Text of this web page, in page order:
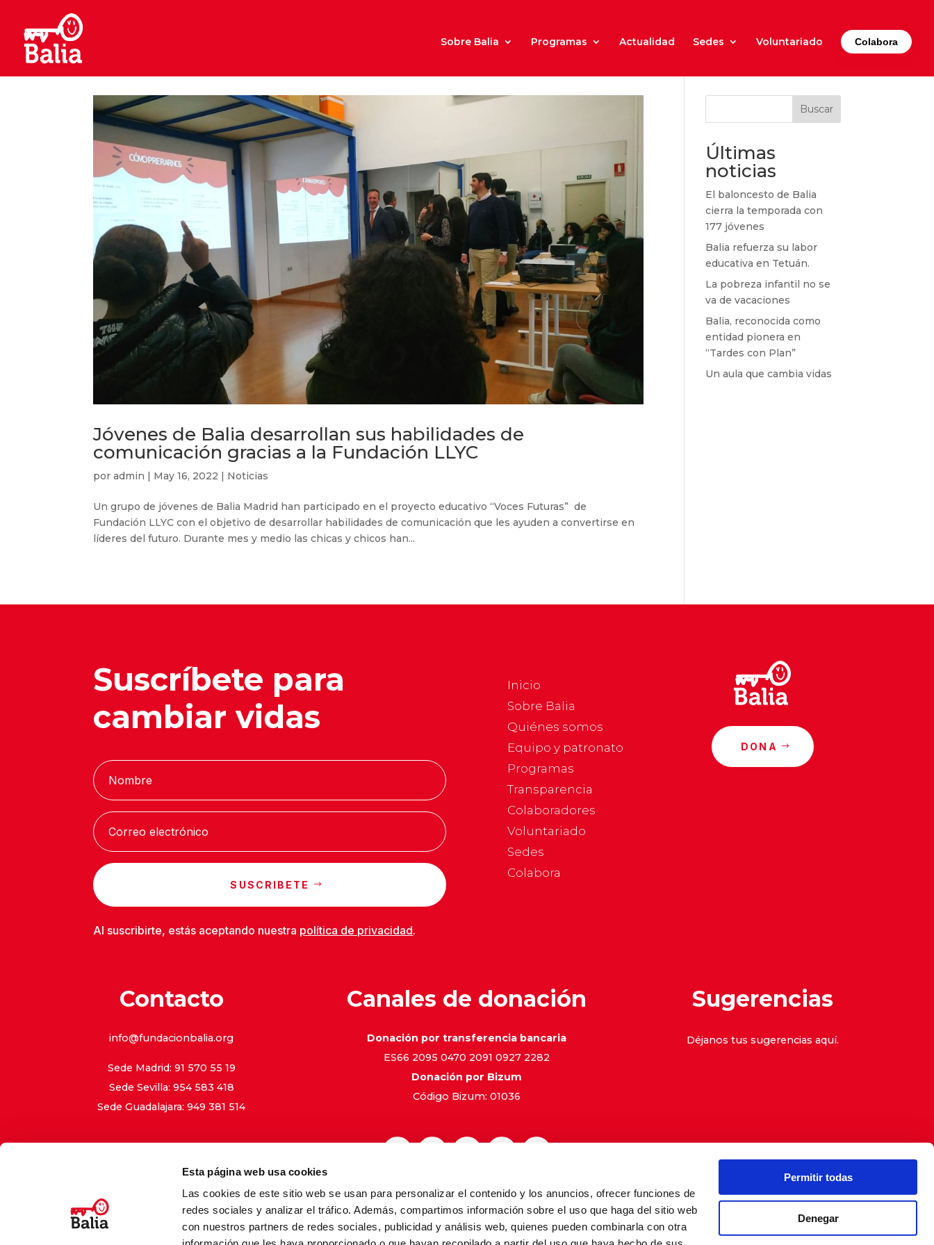
Esta página web usa cookies
Las cookies de este sitio web se usan para personalizar el contenido y los anuncios, ofrecer funciones de
redes sociales y analizar el tráfico. Además, compartimos información sobre el uso que haga del sitio web
con nuestros partners de redes sociales, publicidad y análisis web, quienes pueden combinarla con otra
Permitir todas
Denegar
Sobre Balia Programas Actualidad Sedes Voluntariado Colabora
Jóvenes de Balia desarrollan sus habilidades de
comunicación gracias a la Fundación LLYC
poradmin | May 16, 2022 | Noticias
Un grupo de jóvenes de Balia Madrid han participado en el proyecto educativo “Voces Futuras” de
Fundación LLYC con el objetivo de desarrollar habilidades de comunicación que les ayuden a convertirse en
líderes del futuro. Durante mes y medio las chicas y chicos han...
Buscar
Últimas
noticias
El baloncesto de Balia
cierra la temporada con
177 jóvenes
Balia refuerza su labor
educativa en Tetuán.
La pobreza infantil no se
va de vacaciones
Balia, reconocida como
entidad pionera en
“Tardes con Plan”
Un aula que cambia vidas
Suscríbete para
cambiar vidas
SUSCRIBETE
Al suscribirte, estás aceptando nuestra política de privacidad.
Inicio
Sobre Balia
Quiénes somos
Equipo y patronato
Programas
Transparencia
Colaboradores
Voluntariado
Sedes
Colabora
DONA
Contacto
info@fundacionbalia.org
Sede Madrid: 91 570 55 19
Sede Sevilla: 954 583 418
Sede Guadalajara: 949 381 514
Canales de donación
Donación por transferencia bancaria
ES66 2095 0470 2091 0927 2282
Donación por Bizum
Código Bizum: 01036
Sugerencias
Déjanos tus sugerencias aquí.
Aviso Legal Política de Privacidad Política de Cookies Canal de denuncias